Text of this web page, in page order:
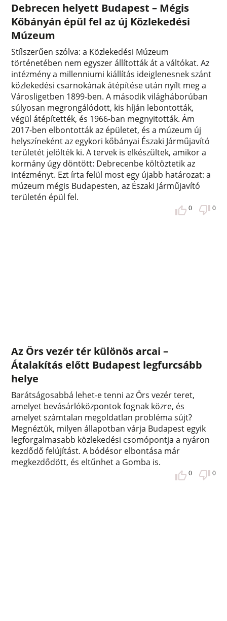
Debrecen helyett Budapest – Mégis
Kőbányán épül fel az új Közlekedési
Múzeum
Stílszerűen szólva: a Közlekedési Múzeum
történetében nem egyszer állították át a váltókat. Az
intézmény a millenniumi kiállítás ideiglenesnek szánt
közlekedési csarnokának átépítése után nyílt meg a
Városligetben 1899-ben. A második világháborúban
súlyosan megrongálódott, kis híján lebontották,
végül átépítették, és 1966-ban megnyitották. Ám
2017-ben elbontották az épületet, és a múzeum új
helyszíneként az egykori kőbányai Északi Járműjavító
területét jelölték ki. A tervek is elkészültek, amikor a
kormány úgy döntött: Debrecenbe költöztetik az
intézményt. Ezt írta felül most egy újabb határozat: a
múzeum mégis Budapesten, az Északi Járműjavító
területén épül fel.
0 0
Az Örs vezér tér különös arcai –
Átalakítás előtt Budapest legfurcsább
helye
Barátságosabbá lehet-e tenni az Örs vezér teret,
amelyet bevásárlóközpontok fognak közre, és
amelyet számtalan megoldatlan probléma sújt?
Megnéztük, milyen állapotban várja Budapest egyik
legforgalmasabb közlekedési csomópontja a nyáron
kezdődő felújítást. A bódésor elbontása már
megkezdődött, és eltűnhet a Gomba is.
0 0